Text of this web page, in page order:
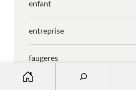
enfant
entreprise
faugeres
faustino